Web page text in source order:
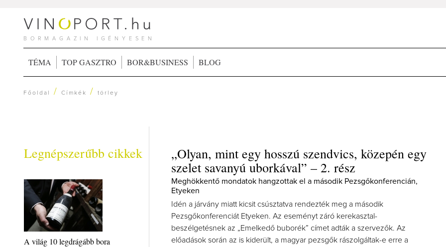
BORMAGAZIN IGÉNYESEN
TÉMA TOP GASZTRO BOR&BUSINESS BLOG
Főoldal /Címkék /törley
Legnépszerűbb cikkek
A világ 10 legdrágább bora
„Olyan, mint egy hosszú szendvics, közepén egy
szelet savanyú uborkával” – 2. rész
Meghökkentő mondatok hangzottak el a második Pezsgőkonferencián,
Etyeken
Idén a járvány miatt kicsit csúsztatva rendezték meg a második
Pezsgőkonferenciát Etyeken. Az eseményt záró kerekasztal-
beszélgetésnek az „Emelkedő buborék” címet adták a szervezők. Az
előadások során az is kiderült, a magyar pezsgők rászolgáltak-e erre a